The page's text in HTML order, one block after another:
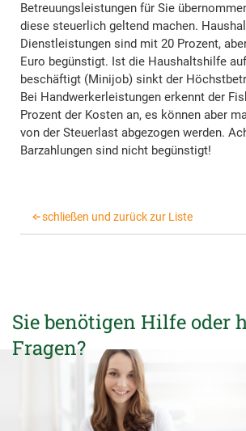
Betreuungsleistungen für Sie
diese steuerlich geltend machen.
Dienstleistungen sind mit 20 Prozent,
Euro begünstigt. Ist die Haushaltshilfe
beschäftigt (Minijob) sinkt der
Bei Handwerkerleistungen erkennt der
Prozent der Kosten an, es können aber
von der Steuerlast abgezogen werden.
Barzahlungen sind nicht begünstigt!
schließen und zurück zur Liste
Sie benötigen Hilfe oder
Fragen?